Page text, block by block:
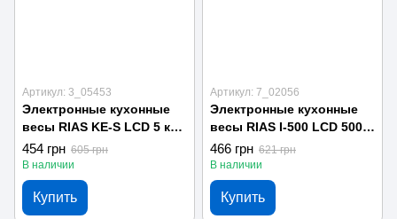
Артикул: 3_05453
Электронные кухонные
весы RIAS KE-S LCD 5 кг
1г Коричневое дерво
(3_05453)
454 грн 605 грн
В наличии
Купить
Артикул: 7_02056
Электронные кухонные
весы RIAS I-500 LCD 500г
0.1г Silver (7_02056)
466 грн 621 грн
В наличии
Купить